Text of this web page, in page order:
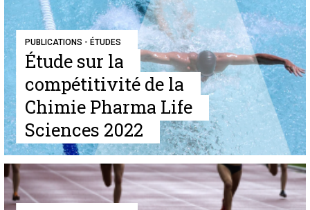
PUBLICATIONS - ÉTUDES
Étude sur la
compétitivité de la
Chimie Pharma Life
Sciences 2022